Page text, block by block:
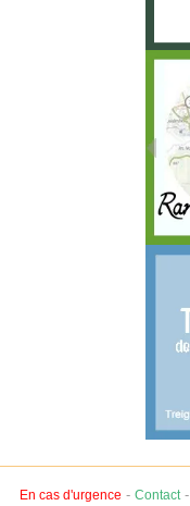
En cas d'urgence - Contact-